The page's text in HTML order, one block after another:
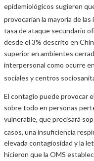
epidemiológicos sugieren
provocarían la mayoría de
tasa de ataque secundario
desde el 3% descrito en
superior en ambientes
interpersonal como ocurre
sociales y centros
El contagio puede provocar
sobre todo en personas
vulnerable, que precisará
casos, una insuficiencia
elevada contagiosidad y la
hicieron que la OMS